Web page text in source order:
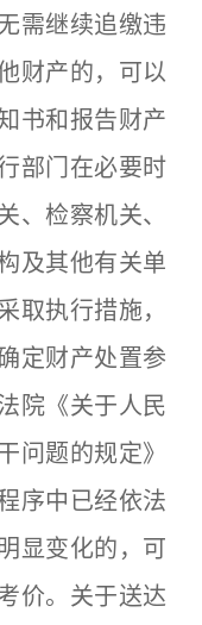
需继续追缴违
财产的，可以
书和报告财产
部门在必要时
、检察机关、
及其他有关单
取执行措施，
定财产处置参
院《关于人民
问题的规定》
序中已经依法
显变化的，可
价。关于送达